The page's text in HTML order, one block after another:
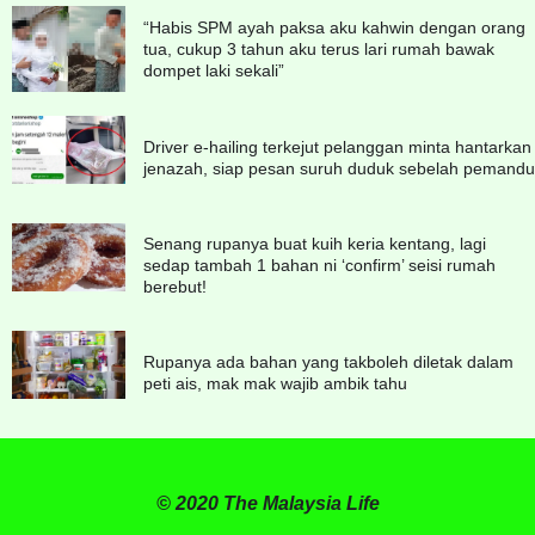
“Habis SPM ayah paksa aku kahwin dengan orang
tua, cukup 3 tahun aku terus lari rumah bawak
dompet laki sekali”
Driver e-hailing terkejut pelanggan minta hantarkan
jenazah, siap pesan suruh duduk sebelah pemandu
Senang rupanya buat kuih keria kentang, lagi
sedap tambah 1 bahan ni ‘confirm’ seisi rumah
berebut!
Rupanya ada bahan yang takboleh diletak dalam
peti ais, mak mak wajib ambik tahu
© 2020 The Malaysia Life